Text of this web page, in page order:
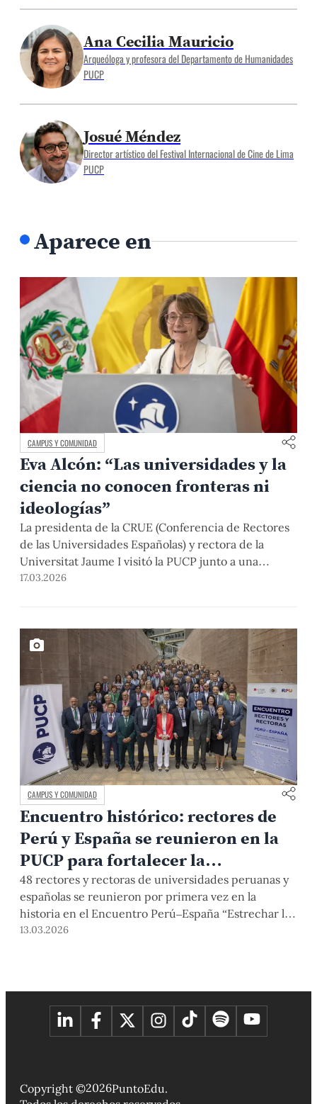
Ana Cecilia Mauricio
Arqueóloga y profesora del Departamento de Humanidades
PUCP
Josué Méndez
Director artístico del Festival Internacional de Cine de Lima
PUCP
Aparece en
CAMPUS Y COMUNIDAD
Eva Alcón: “Las universidades y la
ciencia no conocen fronteras ni
ideologías”
La presidenta de la CRUE (Conferencia de Rectores
de las Universidades Españolas) y rectora de la
Universitat Jaume I visitó la PUCP junto a una
delegación de rectores para fortalecer la
17.03.2026
CAMPUS Y COMUNIDAD
Encuentro histórico: rectores de
Perú y España se reunieron en la
PUCP para fortalecer la
cooperación universitaria frente a
un mundo cambiante
48 rectores y rectoras de universidades peruanas y
españolas se reunieron por primera vez en la
historia en el Encuentro Perú–España “Estrechar las
relaciones ante un mundo cambiante”, un espacio
prácticas frente a los desafíos de la educación
13.03.2026
Copyright ©2026PuntoEdu.